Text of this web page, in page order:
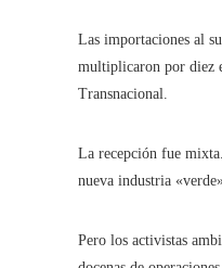
Las importaciones al
multiplicaron por diez
Transnacional.
La recepción fue
nueva industria
Pero los activistas